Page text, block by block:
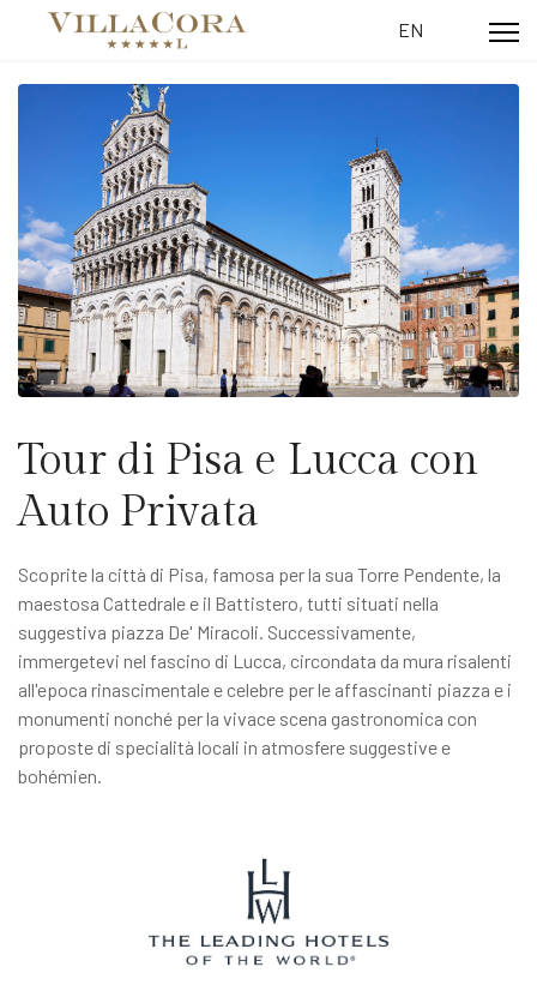
Seleziona la tua
EN
Tour di Pisa e Lucca con
Auto Privata
Scoprite la città di Pisa, famosa per la sua Torre Pendente, la
maestosa Cattedrale e il Battistero, tutti situati nella
suggestiva piazza De' Miracoli. Successivamente,
immergetevi nel fascino di Lucca, circondata da mura risalenti
all'epoca rinascimentale e celebre per le affascinanti piazza e i
monumenti nonché per la vivace scena gastronomica con
proposte di specialità locali in atmosfere suggestive e
bohémien.